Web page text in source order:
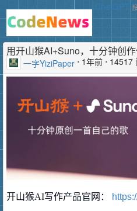
ChatGPT
用开山猴AI+Suno，十分钟创
一字YiziPaper ⋅ 1年前 ⋅ 14517
开山猴AI写作产品官网：